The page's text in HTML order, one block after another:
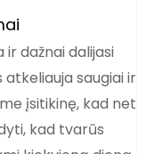
dažnai dalijasi
atkeliauja saugiai ir
įsitikinę, kad net
kad tvarūs